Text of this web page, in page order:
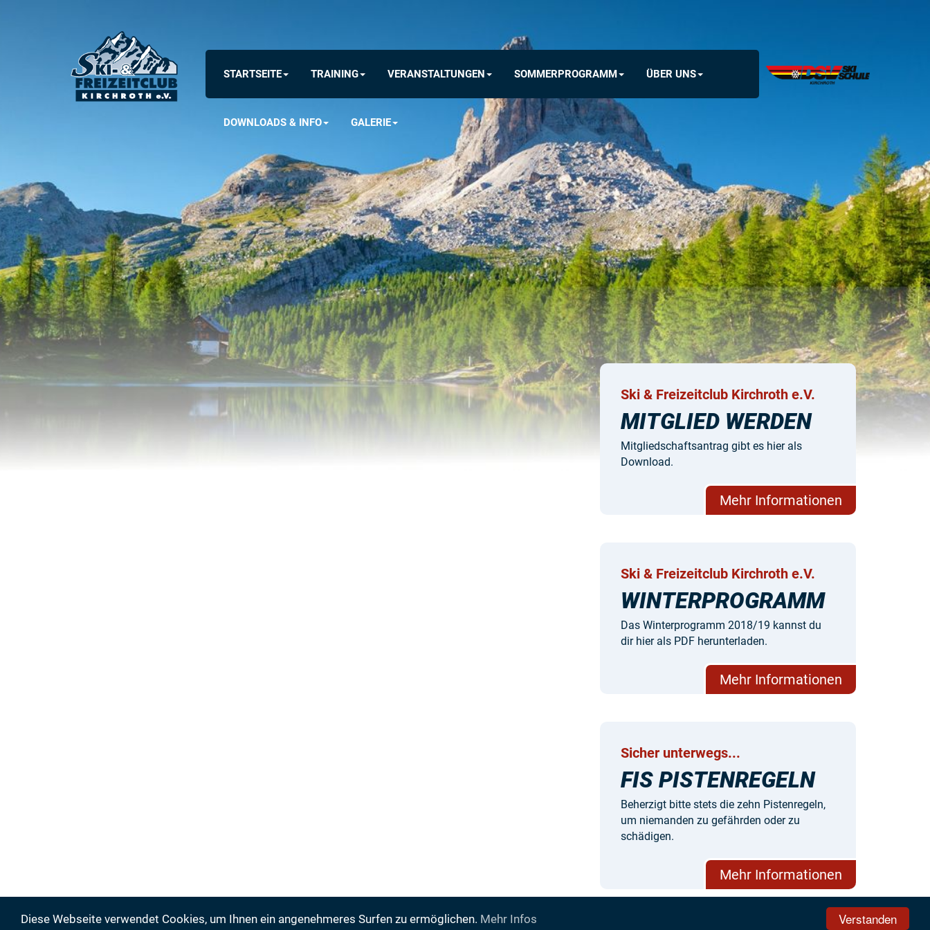
Verstanden
Diese Webseite verwendet Cookies, um Ihnen ein angenehmeres Surfen zu ermöglichen. Mehr Infos
STARTSEITE TRAINING VERANSTALTUNGEN SOMMERPROGRAMM ÜBER UNS
DOWNLOADS & INFO GALERIE
Ski & Freizeitclub Kirchroth e.V.
MITGLIED WERDEN
Mitgliedschaftsantrag gibt es hier als
Download.
Mehr Informationen
Ski & Freizeitclub Kirchroth e.V.
WINTERPROGRAMM
Das Winterprogramm 2018/19 kannst du
dir hier als PDF herunterladen.
Mehr Informationen
Sicher unterwegs...
FIS PISTENREGELN
Beherzigt bitte stets die zehn Pistenregeln,
um niemanden zu gefährden oder zu
schädigen.
Mehr Informationen